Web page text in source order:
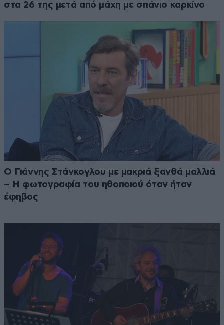
στα 26 της μετά από μάχη με σπάνιο καρκίνο
Ο Γιάννης Στάνκογλου με μακριά ξανθά μαλλιά
– Η φωτογραφία του ηθοποιού όταν ήταν
έφηβος